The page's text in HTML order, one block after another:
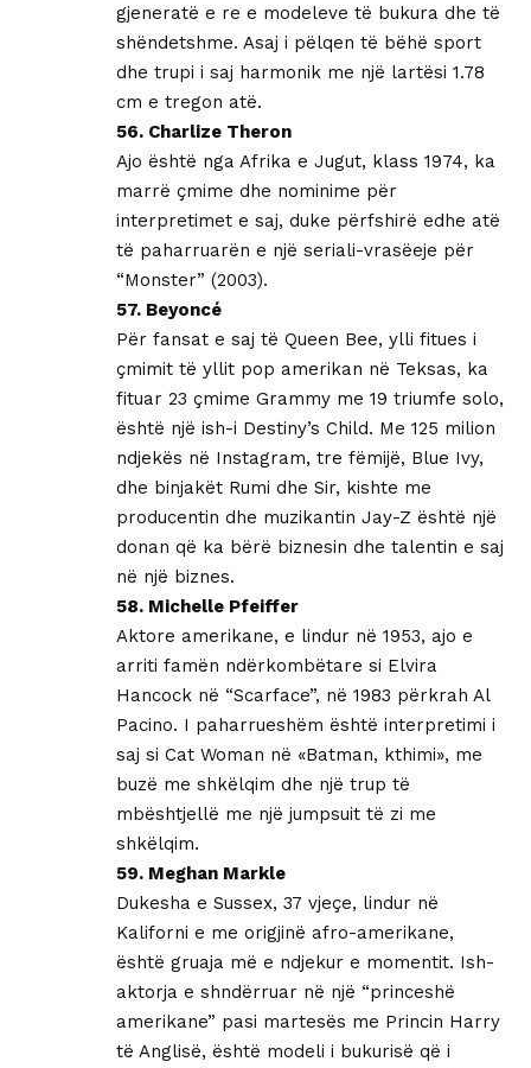
gjeneratë e re e modeleve të bukura dhe të
shëndetshme. Asaj i pëlqen të bëhë sport
dhe trupi i saj harmonik me një lartësi 1.78
cm e tregon atë.
56. Charlize Theron
Ajo është nga Afrika e Jugut, klass 1974, ka
marrë çmime dhe nominime për
interpretimet e saj, duke përfshirë edhe atë
të paharruarën e një seriali-vrasëeje për
“Monster” (2003).
57. Beyoncé
Për fansat e saj të Queen Bee, ylli fitues i
çmimit të yllit pop amerikan në Teksas, ka
fituar 23 çmime Grammy me 19 triumfe solo,
është një ish-i Destiny’s Child. Me 125 milion
ndjekës në Instagram, tre fëmijë, Blue Ivy,
dhe binjakët Rumi dhe Sir, kishte me
producentin dhe muzikantin Jay-Z është një
donan që ka bërë biznesin dhe talentin e saj
në një biznes.
58. Michelle Pfeiffer
Aktore amerikane, e lindur në 1953, ajo e
arriti famën ndërkombëtare si Elvira
Hancock në “Scarface”, në 1983 përkrah Al
Pacino. I paharrueshëm është interpretimi i
saj si Cat Woman në «Batman, kthimi», me
buzë me shkëlqim dhe një trup të
mbështjellë me një jumpsuit të zi me
shkëlqim.
59. Meghan Markle
Dukesha e Sussex, 37 vjeçe, lindur në
Kaliforni e me origjinë afro-amerikane,
është gruaja më e ndjekur e momentit. Ish-
aktorja e shndërruar në një “princeshë
amerikane” pasi martesës me Princin Harry
të Anglisë, është modeli i bukurisë që i